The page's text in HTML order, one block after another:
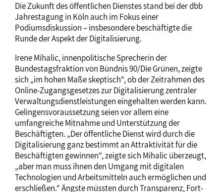
Die Zukunft des öffentlichen Dienstes stand bei der dbb
Jahrestagung in Köln auch im Fokus einer
Podiumsdiskussion – insbesondere beschäftigte die
Runde der Aspekt der Digitalisierung.
Irene Mihalic, innenpolitische Sprecherin der
Bundestagsfraktion von Bündnis 90/Die Grünen, zeigte
sich „im hohen Maße skeptisch“, ob der Zeitrahmen des
Online-Zugangsgesetzes zur Digitalisierung zentraler
Verwaltungsdienstleistungen eingehalten werden kann.
Gelingensvoraussetzung seien vor allem eine
umfangreiche Mitnahme und Unterstützung der
Beschäftigten. „Der öffentliche Dienst wird durch die
Digitalisierung ganz bestimmt an Attraktivität für die
Beschäftigten gewinnen“, zeigte sich Mihalic überzeugt,
„aber man muss ihnen den Umgang mit digitalen
Technologien und Arbeitsmitteln auch ermöglichen und
erschließen.“ Ängste müssten durch Transparenz, Fort-